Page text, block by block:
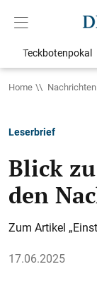
Teckbotenpokal
Home Nachrichten
Leserbrief
Blick zu
den
Zum Artikel
17.06.2025